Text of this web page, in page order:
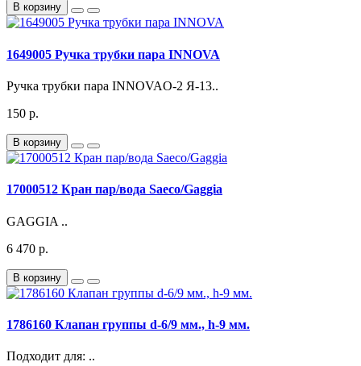
В корзину
1649005 Ручка трубки пара INNOVA
Ручка трубки пара INNOVAО-2 Я-13..
150 р.
В корзину
17000512 Кран пар/вода Saeco/Gaggia
GAGGIA ..
6 470 р.
В корзину
1786160 Клапан группы d-6/9 мм., h-9 мм.
Подходит для: ..